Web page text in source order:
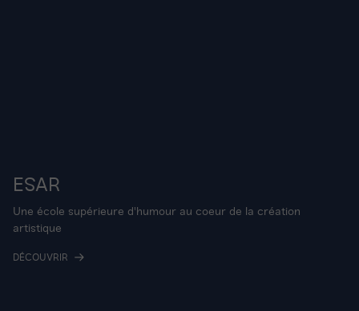
ESAR
Une école supérieure d'humour au coeur de la création
artistique
DÉCOUVRIR